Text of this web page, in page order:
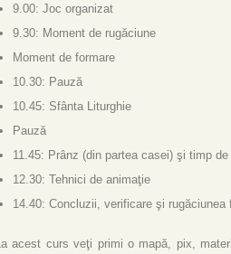
9.00: Joc organizat
9.30: Moment de rugăciune
Moment de formare
10.30: Pauză
10.45: Sfânta Liturghie
Pauză
11.45: Prânz (din partea casei) şi timp
12.30: Tehnici de animaţie
14.40: Concluzii, verificare şi rugăciunea
La acest curs veţi primi o mapă, pix,